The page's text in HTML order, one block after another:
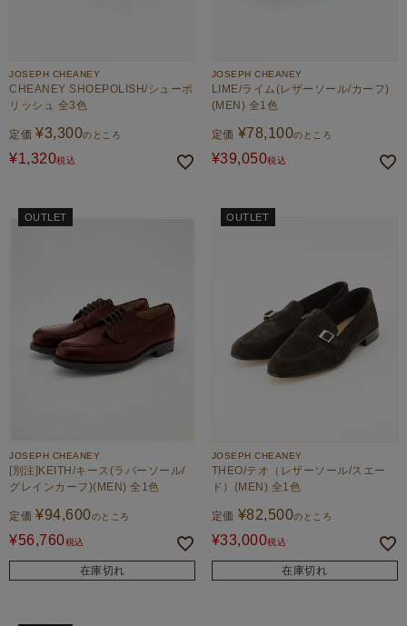
JOSEPH CHEANEY
CHEANEY SHOEPOLISH/シューポ
リッシュ 全3色
定価 ¥3,300のところ
¥1,320税込
JOSEPH CHEANEY
LIME/ライム(レザーソール/カーフ)
(MEN) 全1色
定価 ¥78,100のところ
¥39,050税込
OUTLET
JOSEPH CHEANEY
[別注]KEITH/キース(ラバーソール/
グレインカーフ)(MEN) 全1色
定価 ¥94,600のところ
¥56,760税込
在庫切れ
OUTLET
JOSEPH CHEANEY
THEO/テオ（レザーソール/スエー
ド）(MEN) 全1色
定価 ¥82,500のところ
¥33,000税込
在庫切れ